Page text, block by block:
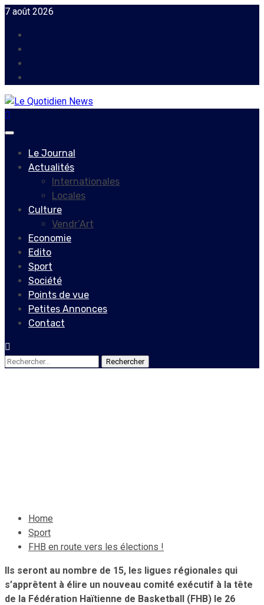
Skip
content
7 août 2026
Primary
Le Journal
Actualités
Internationales
Locales
Culture
Vendr’Art
Economie
Edito
Sport
Société
Points de vue
Petites Annonces
Contact
Rechercher :
Home
Sport
FHB en route vers les élections !
Ils seront au nombre de 15, les ligues régionales qui
s’apprêtent à élire un nouveau comité exécutif à la tête
de la Fédération Haïtienne de Basketball (FHB) le 26